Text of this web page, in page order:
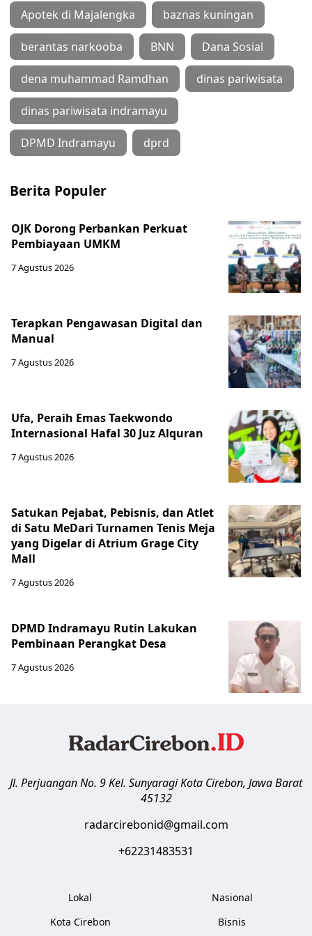
Apotek di Majalengka baznas kuningan
berantas narkooba BNN Dana Sosial
dena muhammad Ramdhan dinas pariwisata
dinas pariwisata indramayu
DPMD Indramayu dprd
Berita Populer
OJK Dorong Perbankan Perkuat
Pembiayaan UMKM
7 Agustus 2026
Terapkan Pengawasan Digital dan
Manual
7 Agustus 2026
Ufa, Peraih Emas Taekwondo
Internasional Hafal 30 Juz Alquran
7 Agustus 2026
Satukan Pejabat, Pebisnis, dan Atlet
di Satu MeDari Turnamen Tenis Meja
yang Digelar di Atrium Grage City
Mall
7 Agustus 2026
DPMD Indramayu Rutin Lakukan
Pembinaan Perangkat Desa
7 Agustus 2026
Jl. Perjuangan No. 9 Kel. SunyaragiKota Cirebon, Jawa Barat
45132
radarcirebonid@gmail.com
+62231483531
Lokal
Kota Cirebon
Nasional
Bisnis